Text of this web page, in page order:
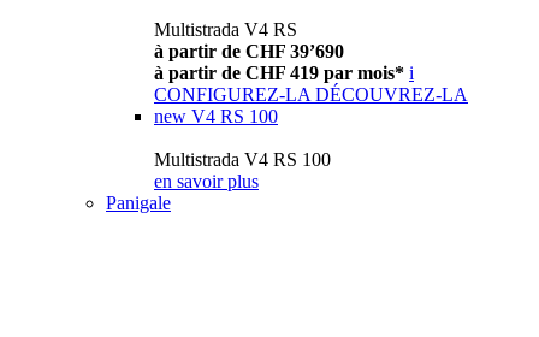
Multistrada V4 RS
à partir de CHF 39’690
à partir de CHF 419 par mois* i
CONFIGUREZ-LA DÉCOUVREZ-LA
new V4 RS 100
Multistrada V4 RS 100
en savoir plus
Panigale